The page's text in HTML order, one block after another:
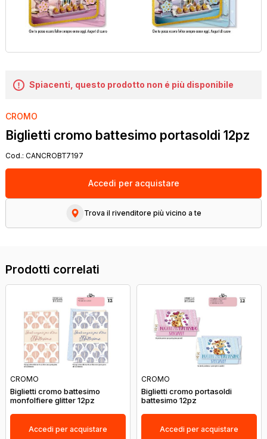
Spiacenti, questo prodotto non é più disponibile
CROMO
Biglietti cromo battesimo portasoldi 12pz
Cod.: CANCROBT7197
Accedi per acquistare
Trova il rivenditore più vicino a te
Prodotti correlati
CROMO
Biglietti cromo battesimo
monfolfiere glitter 12pz
Accedi per acquistare
CROMO
Biglietti cromo portasoldi
battesimo 12pz
Accedi per acquistare